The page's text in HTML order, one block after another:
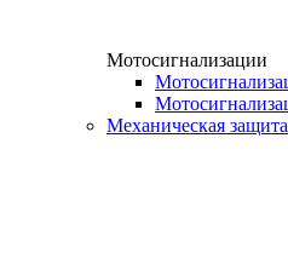
Мотосигнализации
Механическая защита